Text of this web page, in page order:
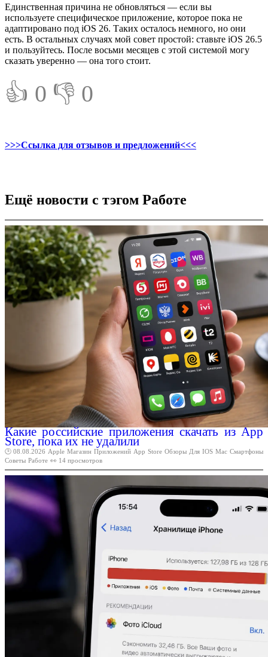
Единственная причина не обновляться — если вы
используете специфическое приложение, которое пока не
адаптировано под iOS 26. Таких осталось немного, но они
есть. В остальных случаях мой совет простой: ставьте iOS 26.5
и пользуйтесь. После восьми месяцев с этой системой могу
сказать уверенно — она того стоит.
👍 0 👎 0
>>>Ссылка для отзывов и предложений<<<
Ещё новости с тэгом Работе
Какие российские приложения скачать из App
Store, пока их не удалили
🕑 08.08.2026 Apple Магазин Приложений App Store Обзоры Для IOS Mac Смартфоны
Советы Работе 👀 14 просмотров